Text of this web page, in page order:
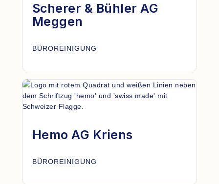
Scherer & Bühler AG
Meggen
BÜROREINIGUNG
Hemo AG Kriens
BÜROREINIGUNG